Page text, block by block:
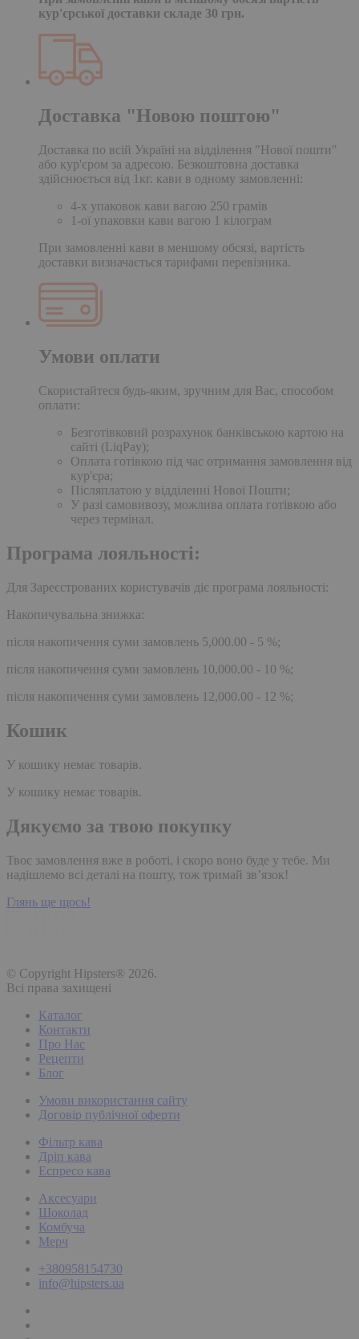
кур'єрської доставки складе 30 грн.
Доставка "Новою поштою"
Доставка по всій Україні на відділення "Нової пошти"
або кур'єром за адресою. Безкоштовна доставка
здійснюється від 1кг. кави в одному замовленні:
4-х упаковок кави вагою 250 грамів
1-ої упаковки кави вагою 1 кілограм
При замовленні кави в меншому обсязі, вартість
доставки визначається тарифами перевізника.
Умови оплати
Скористайтеся будь-яким, зручним для Вас, способом
оплати:
Безготівковий розрахунок банківською картою на
сайті (LiqPay);
Оплата готівкою під час отримання замовлення від
кур'єра;
Післяплатою у відділенні Нової Пошти;
У разі самовивозу, можлива оплата готівкою або
через термінал.
Програма лояльності:
Для Зареєстрованих користувачів діє програма лояльності:
Накопичувальна знижка:
після накопичення суми замовлень 5,000.00 - 5 %;
після накопичення суми замовлень 10,000.00 - 10 %;
після накопичення суми замовлень 12,000.00 - 12 %;
Кошик
У кошику немає товарів.
У кошику немає товарів.
Дякуємо за твою покупку
Твоє замовлення вже в роботі, і скоро воно буде у тебе. Ми
надішлемо всі деталі на пошту, тож тримай зв’язок!
Глянь ще щось!
© Copyright Hipsters® 2026.
Всі права захищені
Каталог
Контакти
Про Нас
Рецепти
Блог
Умови використання сайту
Договір публічної оферти
Фільтр кава
Дріп кава
Еспресо кава
Аксесуари
Шоколад
Комбуча
Мерч
+380958154730
info@hipsters.ua